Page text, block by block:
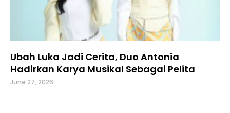
Ubah Luka Jadi Cerita, Duo Antonia
Hadirkan Karya Musikal Sebagai Pelita
June 27, 2026